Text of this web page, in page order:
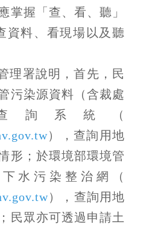
掌握「查、看、聽」
資料、看現場以及聽
理署說明，首先，民
污染源資料（含裁處
詢系統（
），查詢用地
形；於環境部環境管
水污染整治網（
），查詢用地
民眾亦可透過申請土